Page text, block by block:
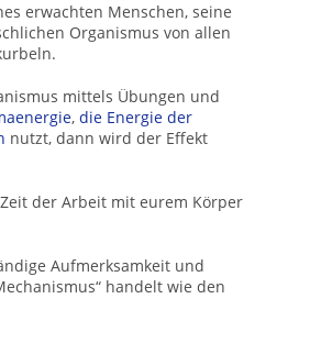
erwachten Menschen, seine
Organismus von allen
mittels Übungen und
, die Energie der
nutzt, dann wird der Effekt
der Arbeit mit eurem Körper
Aufmerksamkeit und
handelt wie den